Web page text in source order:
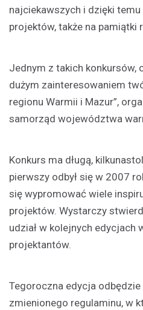
najciekawszych i dzięki
projektów, także na pamiątki
Jednym z takich konkursów,
dużym zainteresowaniem
regionu Warmii i Mazur”,
samorząd województwa
Konkurs ma długą,
pierwszy odbył się w 2007
się wypromować wiele
projektów. Wystarczy
udział w kolejnych edycjach
projektantów.
Tegoroczna edycja
zmienionego regulaminu, w